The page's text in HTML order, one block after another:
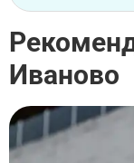
Иваново